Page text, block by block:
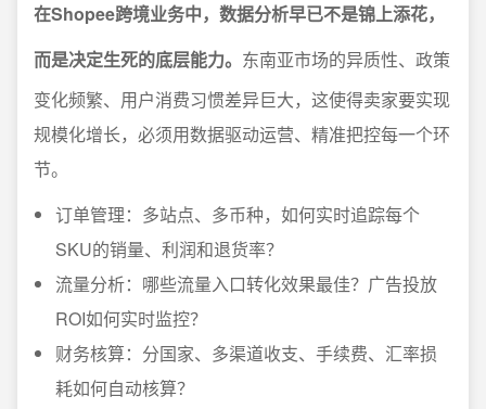
在Shopee跨境业务中，数据分析早已不是锦上添花，
而是决定生死的底层能力。 东南亚市场的异质性、政策
变化频繁、用户消费习惯差异巨大，这使得卖家要实现
规模化增长，必须用数据驱动运营、精准把控每一个环
节。
订单管理：多站点、多币种，如何实时追踪每个
SKU的销量、利润和退货率？
流量分析：哪些流量入口转化效果最佳？广告投放
ROI如何实时监控？
财务核算：分国家、多渠道收支、手续费、汇率损
耗如何自动核算？